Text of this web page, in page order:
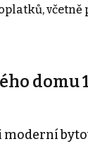
včetně
domu